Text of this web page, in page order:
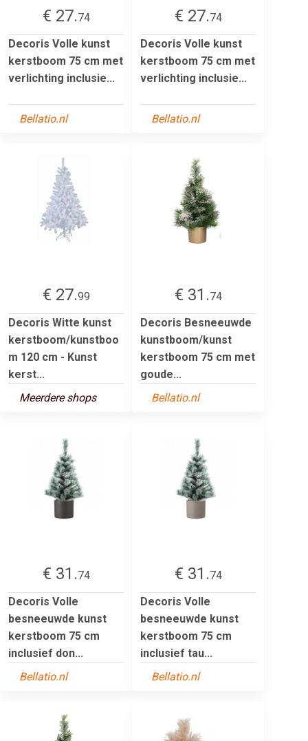
€ 27.74
Decoris Volle kunst
kerstboom 75 cm met
verlichting inclusie...
Bellatio.nl
€ 27.74
Decoris Volle kunst
kerstboom 75 cm met
verlichting inclusie...
Bellatio.nl
€ 27.99
Decoris Witte kunst
kerstboom/kunstboo
m 120 cm - Kunst
kerst...
Meerdere shops
€ 31.74
Decoris Besneeuwde
kunstboom/kunst
kerstboom 75 cm met
goude...
Bellatio.nl
€ 31.74
Decoris Volle
besneeuwde kunst
kerstboom 75 cm
inclusief don...
Bellatio.nl
€ 31.74
Decoris Volle
besneeuwde kunst
kerstboom 75 cm
inclusief tau...
Bellatio.nl